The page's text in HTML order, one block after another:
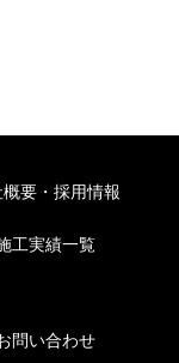
要・採用情報
工実績一覧
問い合わせ